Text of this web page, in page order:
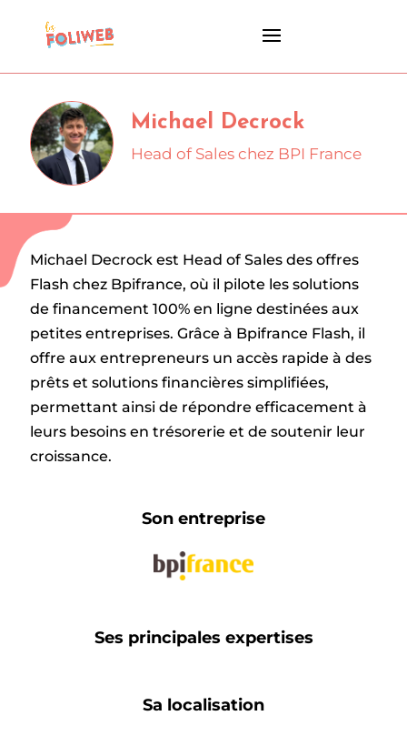
Michael Decrock
Head of Sales chez BPI France
Michael Decrock est Head of Sales des offres
Flash chez Bpifrance, où il pilote les solutions
de financement 100% en ligne destinées aux
petites entreprises. Grâce à Bpifrance Flash, il
offre aux entrepreneurs un accès rapide à des
prêts et solutions financières simplifiées,
permettant ainsi de répondre efficacement à
leurs besoins en trésorerie et de soutenir leur
croissance.
Son entreprise
Ses principales expertises
Sa localisation